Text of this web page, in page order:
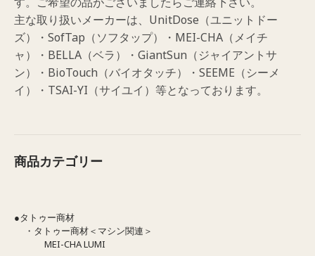
主な取り扱いメーカーは、UnitDose（ユニットドー
ズ）・SofTap（ソフタップ）・MEI-CHA（メイチ
ャ）・BELLA（ベラ）・GiantSun（ジャイアントサ
ン）・BioTouch（バイオタッチ）・SEEME（シーメ
イ）・TSAI-YI（サイユイ）等となっております。
商品カテゴリー
●タトゥー商材
・タトゥー商材＜マシン関連＞
MEI-CHA LUMI